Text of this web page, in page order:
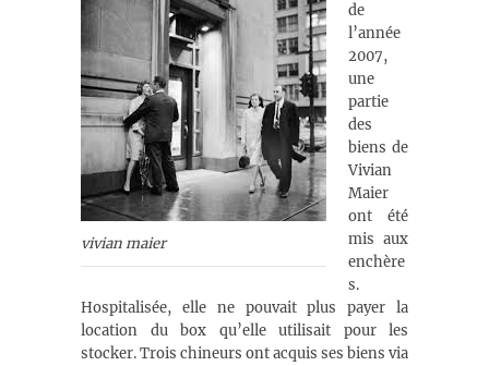
vivian maier
de
l’année
2007,
une
partie
des
biens de
Vivian
Maier
ont été
mis aux
enchère
s.
Hospitalisée, elle ne pouvait plus payer la
location du box qu’elle utilisait pour les
stocker. Trois chineurs ont acquis ses biens via